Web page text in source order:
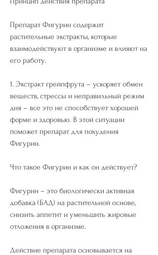
Препарат Фигурин содержит
растительные экстракты, которые
взаимодействуют в организме и влияют на
его работу.
1. Экстракт грейпфрута – ускоряет обмен
веществ, стрессы и неправильный режим
дня – все это не способствует хорошей
форме и здоровью. В этой ситуации
поможет препарат для похудения
Фигурин.
Что такое Фигурин и как он действует?
Фигурин – это биологически активная
добавка (БАД) на растительной основе,
снизить аппетит и уменьшить жировые
отложения в организме.
Действие препарата основывается на